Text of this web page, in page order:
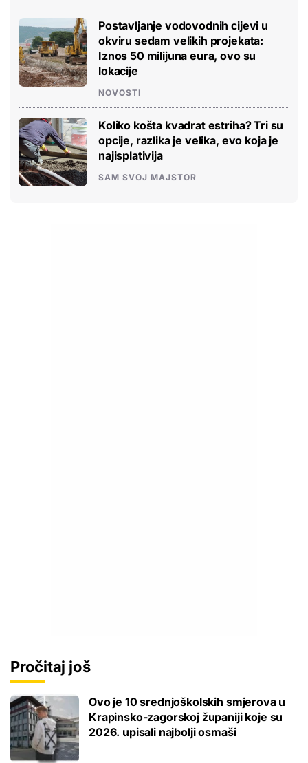
Postavljanje vodovodnih cijevi u
okviru sedam velikih projekata:
Iznos 50 milijuna eura, ovo su
lokacije
NOVOSTI
Koliko košta kvadrat estriha? Tri su
opcije, razlika je velika, evo koja je
najisplativija
SAM SVOJ MAJSTOR
Pročitaj još
Ovo je 10 srednjoškolskih smjerova u
Krapinsko-zagorskoj županiji koje su
2026. upisali najbolji osmaši